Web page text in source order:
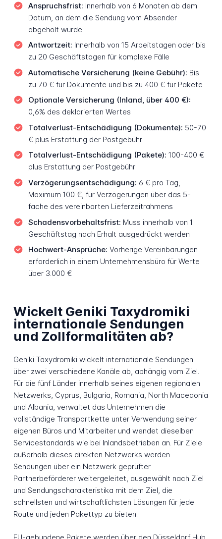
Anspruchsfrist: Innerhalb von 6 Monaten ab dem
Datum, an dem die Sendung vom Absender
abgeholt wurde
Antwortzeit: Innerhalb von 15 Arbeitstagen oder bis
zu 20 Geschäftstagen für komplexe Fälle
Automatische Versicherung (keine Gebühr): Bis
zu 70 € für Dokumente und bis zu 400 € für Pakete
Optionale Versicherung (Inland, über 400 €):
0,6% des deklarierten Wertes
Totalverlust-Entschädigung (Dokumente): 50-70
€ plus Erstattung der Postgebühr
Totalverlust-Entschädigung (Pakete): 100-400 €
plus Erstattung der Postgebühr
Verzögerungsentschädigung: 6 € pro Tag,
Maximum 100 €, für Verzögerungen über das 5-
fache des vereinbarten Lieferzeitrahmens
Schadensvorbehaltsfrist: Muss innerhalb von 1
Geschäftstag nach Erhalt ausgedrückt werden
Hochwert-Ansprüche: Vorherige Vereinbarungen
erforderlich in einem Unternehmensbüro für Werte
über 3.000 €
Wickelt Geniki Taxydromiki
internationale Sendungen
und Zollformalitäten ab?
Geniki Taxydromiki wickelt internationale Sendungen
über zwei verschiedene Kanäle ab, abhängig vom Ziel.
Für die fünf Länder innerhalb seines eigenen regionalen
Netzwerks, Cyprus, Bulgaria, Romania, North Macedonia
und Albania, verwaltet das Unternehmen die
vollständige Transportkette unter Verwendung seiner
eigenen Büros und Mitarbeiter und wendet dieselben
Servicestandards wie bei Inlandsbetrieben an. Für Ziele
außerhalb dieses direkten Netzwerks werden
Sendungen über ein Netzwerk geprüfter
Partnerbeförderer weitergeleitet, ausgewählt nach Ziel
und Sendungscharakteristika mit dem Ziel, die
schnellsten und wirtschaftlichsten Lösungen für jede
Route und jeden Pakettyp zu bieten.